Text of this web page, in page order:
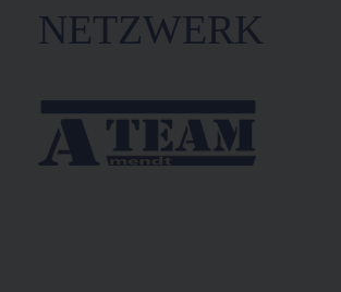
NETZWERK